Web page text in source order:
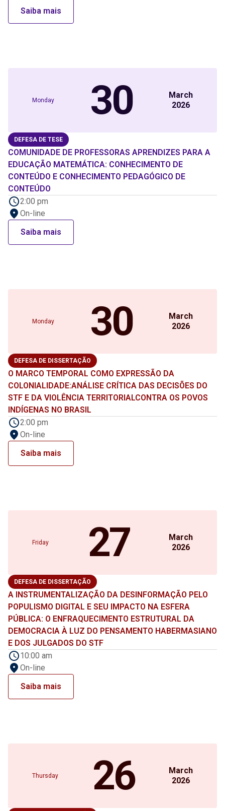
Saiba mais
Monday 30
March
2026
DEFESA DE TESE
COMUNIDADE DE PROFESSORAS APRENDIZES PARA A
EDUCAÇÃO MATEMÁTICA: CONHECIMENTO DE
CONTEÚDO E CONHECIMENTO PEDAGÓGICO DE
CONTEÚDO
2:00 pm
On-line
Saiba mais
Monday 30
March
2026
DEFESA DE DISSERTAÇÃO
O MARCO TEMPORAL COMO EXPRESSÃO DA
COLONIALIDADE:ANÁLISE CRÍTICA DAS DECISÕES DO
STF E DA VIOLÊNCIA TERRITORIALCONTRA OS POVOS
INDÍGENAS NO BRASIL
2:00 pm
On-line
Saiba mais
Friday 27
March
2026
DEFESA DE DISSERTAÇÃO
A INSTRUMENTALIZAÇÃO DA DESINFORMAÇÃO PELO
POPULISMO DIGITAL E SEU IMPACTO NA ESFERA
PÚBLICA: O ENFRAQUECIMENTO ESTRUTURAL DA
DEMOCRACIA À LUZ DO PENSAMENTO HABERMASIANO
E DOS JULGADOS DO STF
10:00 am
On-line
Saiba mais
Thursday 26
March
2026